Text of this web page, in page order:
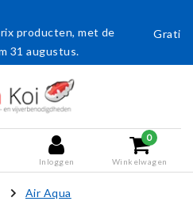
Gratis verzending vanaf € 50,-
Inloggen
0
Winkelwagen
Air Aqua